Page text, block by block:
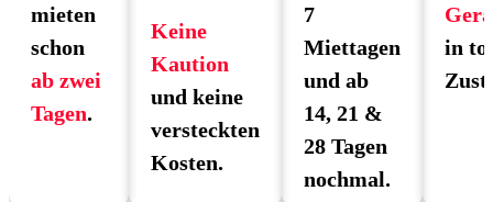
mieten
schon
ab zwei
Tagen.
Keine
Kaution
und keine
versteckten
Kosten.
7
Miettagen
und ab
14, 21 &
28 Tagen
nochmal.
in